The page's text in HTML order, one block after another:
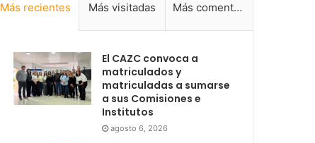
Más recientes Más visitadas Más comentadas
El CAZC convoca a
matriculados y
matriculadas a sumarse
a sus Comisiones e
Institutos
agosto 6, 2026